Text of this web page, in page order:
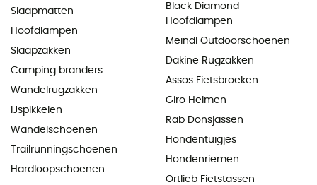
Slaapmatten
Hoofdlampen
Slaapzakken
Camping branders
Wandelrugzakken
IJspikkelen
Wandelschoenen
Trailrunningschoenen
Hardloopschoenen
Black Diamond
Hoofdlampen
Meindl Outdoorschoenen
Dakine Rugzakken
Assos Fietsbroeken
Giro Helmen
Rab Donsjassen
Hondentuigjes
Hondenriemen
Ortlieb Fietstassen